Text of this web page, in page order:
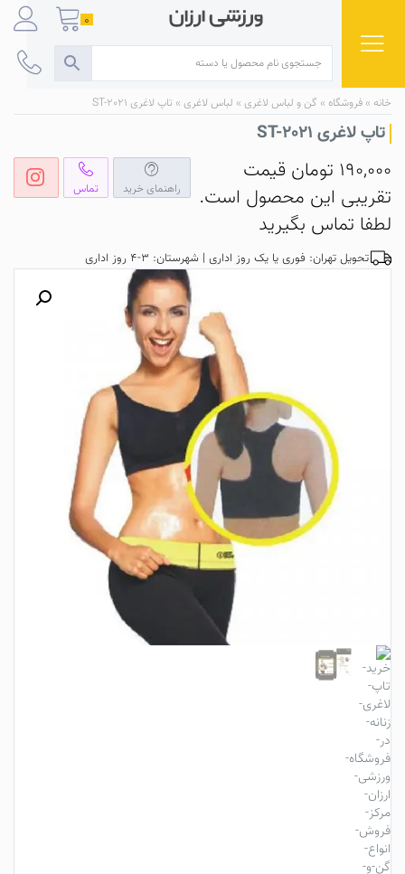
content
0
خانه » فروشگاه » گن و لباس لاغری » لباس لاغری » تاپ لاغری ST-2021
تاپ لاغری ST-2021
راهنمای خرید تماس
190,000 تومان قیمت
تقریبی این محصول است.
لطفا تماس بگیرید
تحویل تهران: فوری یا یک روز اداری | شهرستان: 3-4 روز اداری